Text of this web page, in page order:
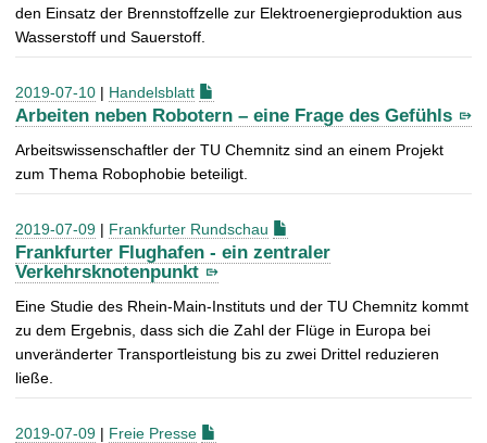
den Einsatz der Brennstoffzelle zur Elektroenergieproduktion aus
Wasserstoff und Sauerstoff.
2019-07-10 | Handelsblatt
Arbeiten neben Robotern – eine Frage des Gefühls
Arbeitswissenschaftler der TU Chemnitz sind an einem Projekt
zum Thema Robophobie beteiligt.
2019-07-09 | Frankfurter Rundschau
Frankfurter Flughafen - ein zentraler
Verkehrsknotenpunkt
Eine Studie des Rhein-Main-Instituts und der TU Chemnitz kommt
zu dem Ergebnis, dass sich die Zahl der Flüge in Europa bei
unveränderter Transportleistung bis zu zwei Drittel reduzieren
ließe.
2019-07-09 | Freie Presse